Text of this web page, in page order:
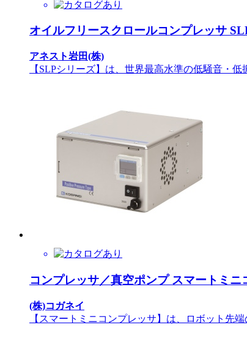
オイルフリースクロールコンプレッサ
アネスト岩田(株)
【SLPシリーズ】は、世界最高水準の低騒音・
コンプレッサ／真空ポンプ スマートミニ
(株)コガネイ
【スマートミニコンプレッサ】は、ロボット先